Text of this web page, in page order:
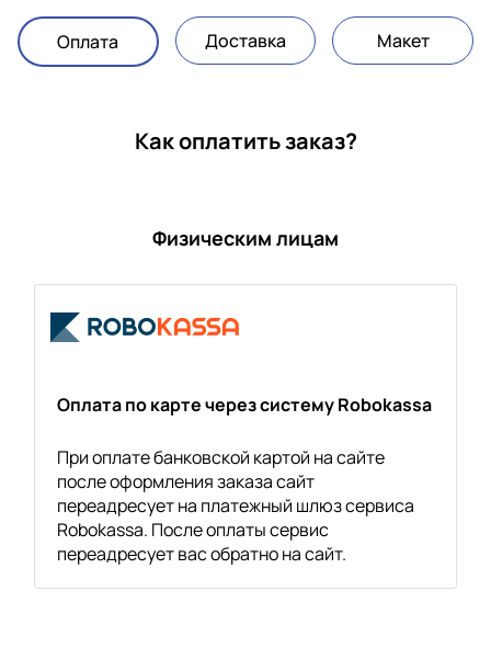
Оплата Доставка Макет
Как оплатить заказ?
Физическим лицам
Оплата по карте через систему Robokassa
При оплате банковской картой на сайте
после оформления заказа сайт
переадресует на платежный шлюз сервиса
Robokassa. После оплаты сервис
переадресует вас обратно на сайт.